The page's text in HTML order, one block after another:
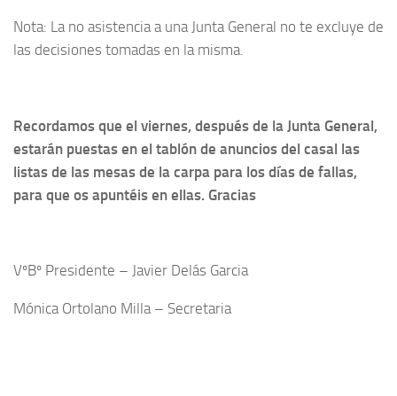
Nota: La no asistencia a una Junta General no te excluye de
las decisiones tomadas en la misma.
Recordamos que el viernes, después de la Junta General,
estarán puestas en el tablón de anuncios del casal las
listas de las mesas de la carpa para los días de fallas,
para que os apuntéis en ellas. Gracias
VºBº Presidente – Javier Delás Garcia
Mónica Ortolano Milla – Secretaria